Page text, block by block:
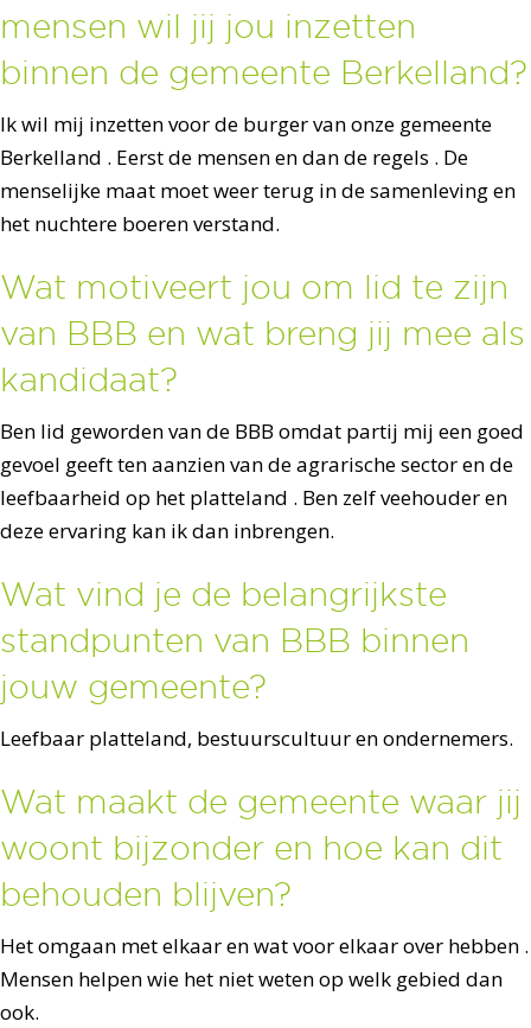
mensen wil jij jou inzetten
binnen de gemeente Berkelland?
Ik wil mij inzetten voor de burger van onze gemeente
Berkelland . Eerst de mensen en dan de regels . De
menselijke maat moet weer terug in de samenleving en
het nuchtere boeren verstand.
Wat motiveert jou om lid te zijn
van BBB en wat breng jij mee als
kandidaat?
Ben lid geworden van de BBB omdat partij mij een goed
gevoel geeft ten aanzien van de agrarische sector en de
leefbaarheid op het platteland . Ben zelf veehouder en
deze ervaring kan ik dan inbrengen.
Wat vind je de belangrijkste
standpunten van BBB binnen
jouw gemeente?
Leefbaar platteland, bestuurscultuur en ondernemers.
Wat maakt de gemeente waar jij
woont bijzonder en hoe kan dit
behouden blijven?
Het omgaan met elkaar en wat voor elkaar over hebben .
Mensen helpen wie het niet weten op welk gebied dan
ook.